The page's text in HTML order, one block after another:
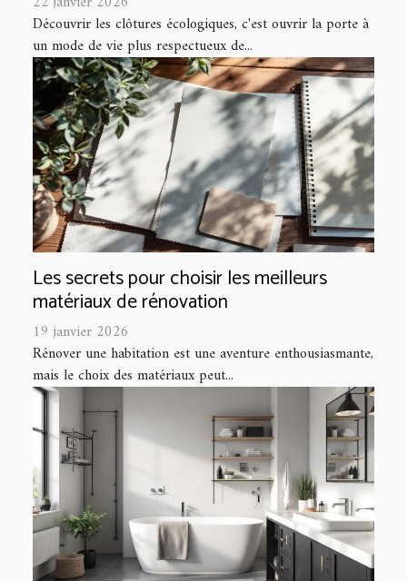
Découvrir les clôtures écologiques, c'est ouvrir la porte à
un mode de vie plus respectueux de...
Les secrets pour choisir les meilleurs
matériaux de rénovation
19 janvier 2026
Rénover une habitation est une aventure enthousiasmante,
mais le choix des matériaux peut...